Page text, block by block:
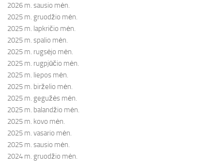
2026 m. sausio mėn.
2025 m. gruodžio mėn.
2025 m. lapkričio mėn.
2025 m. spalio mėn.
2025 m. rugsėjo mėn.
2025 m. rugpjūčio mėn.
2025 m. liepos mėn.
2025 m. birželio mėn.
2025 m. gegužės mėn.
2025 m. balandžio mėn.
2025 m. kovo mėn.
2025 m. vasario mėn.
2025 m. sausio mėn.
2024 m. gruodžio mėn.